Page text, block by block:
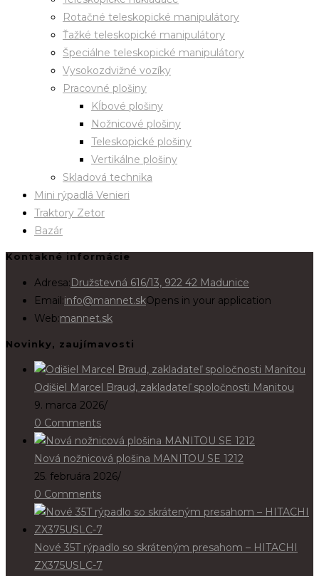
Rotačné teleskopické manipulátory
Ťažké teleskopické manipulátory
Špeciálne teleskopické manipulátory
Vysokozdvižné vozíky
Pracovné plošiny
Kĺbové plošiny
Nožnicové plošiny
Teleskopické plošiny
Vertikálne plošiny
Skladová technika
Mini rýpadlá Venieri
Traktory Zetor
Bazár
Kontakné informácie
Adresa:Družstevná 616/13, 922 42 Madunice
Email:info@mannet.skOpens in your application
Web:mannet.sk
Novinky, zaujímavosti
Odišiel Marcel Braud, zakladateľ spoločnosti Manitou
9. marca 2026/
0 Comments
Nová nožnicová plošina MANITOU SE 1212
25. februára 2026/
0 Comments
Nové 35T rýpadlo so skráteným presahom – HITACHI
ZX375USLC-7